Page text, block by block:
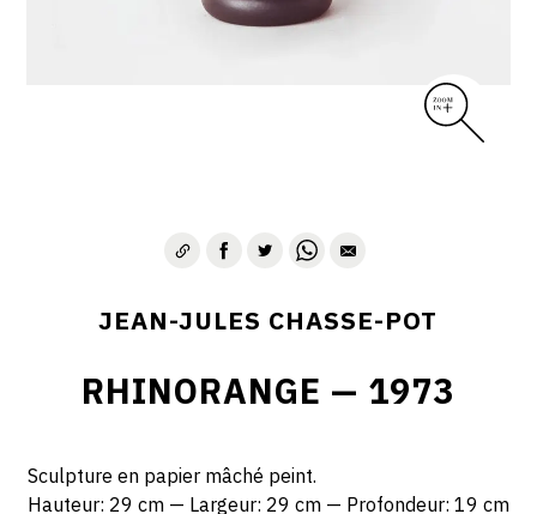
JEAN-JULES CHASSE-POT
RHINORANGE — 1973
Sculpture en papier mâché peint.
Hauteur: 29 cm — Largeur: 29 cm — Profondeur: 19 cm